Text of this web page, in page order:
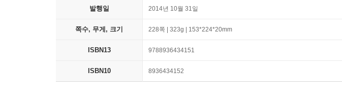
발행일 2014년 10월 31일
쪽수, 무게, 크기 228쪽 | 323g | 153*224*20mm
ISBN13 9788936434151
ISBN10 8936434152